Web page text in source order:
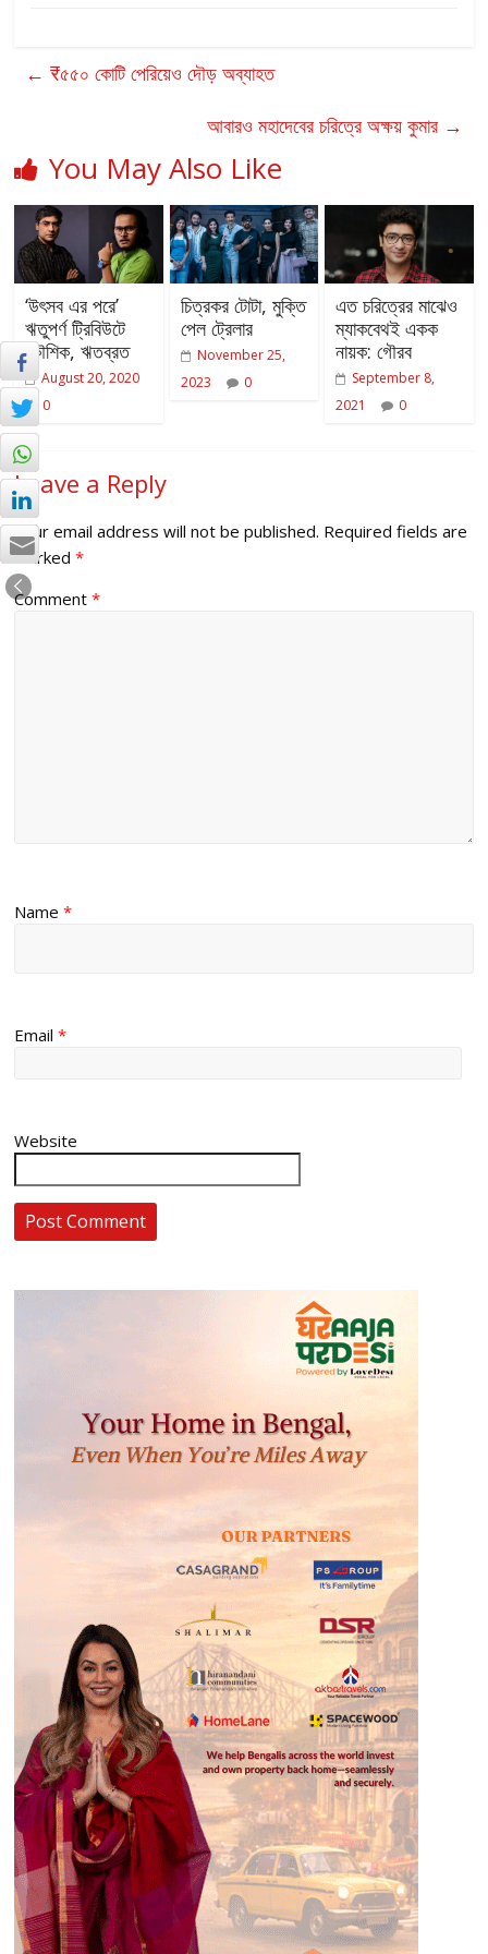
← ₹৫৫০ কোটি পেরিয়েও দৌড় অব্যাহত
আবারও মহাদেবের চরিত্রে অক্ষয় কুমার →
You May Also Like
‘উৎসব এর পরে’
ঋতুপর্ণ ট্রিবিউটে
কৌশিক, ঋতব্রত
August 20, 2020
0
চিত্রকর টোটা, মুক্তি
পেল ট্রেলার
November 25,
2023
0
এত চরিত্রের মাঝেও
ম্যাকবেথই একক
নায়ক: গৌরব
September 8,
2021
0
Leave a Reply
Your email address will not be published. Required fields are
marked*
Comment*
Name*
Email*
Website